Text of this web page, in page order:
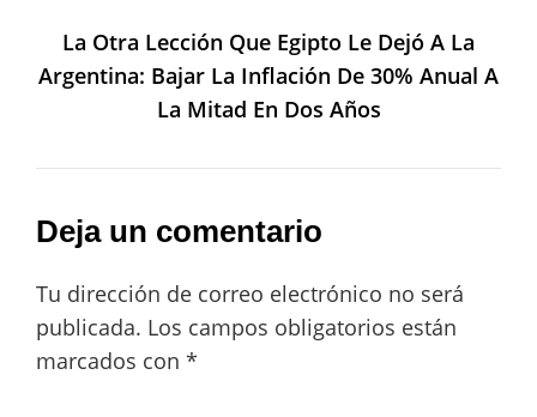
La Otra Lección Que Egipto Le Dejó A La
Argentina: Bajar La Inflación De 30% Anual A
La Mitad En Dos Años
Deja un comentario
Tu dirección de correo electrónico no será
publicada. Los campos obligatorios están
marcados con *